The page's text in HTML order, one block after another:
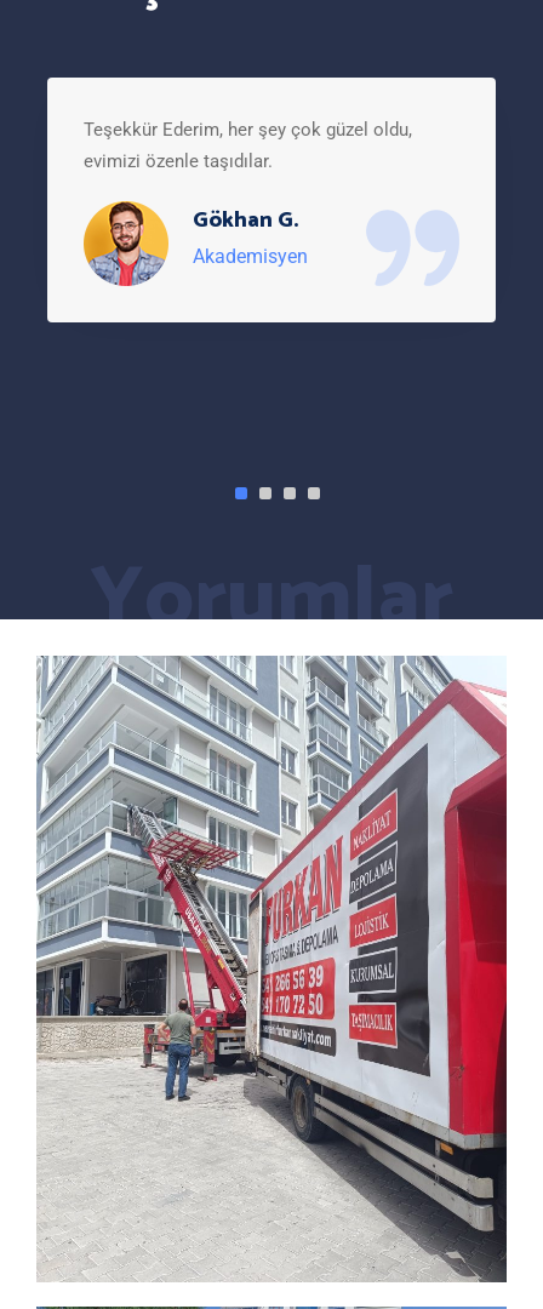
Teşekkür Ederim, her şey çok güzel oldu,
evimizi özenle taşıdılar.
Gökhan G.
Akademisyen
Yorumlar